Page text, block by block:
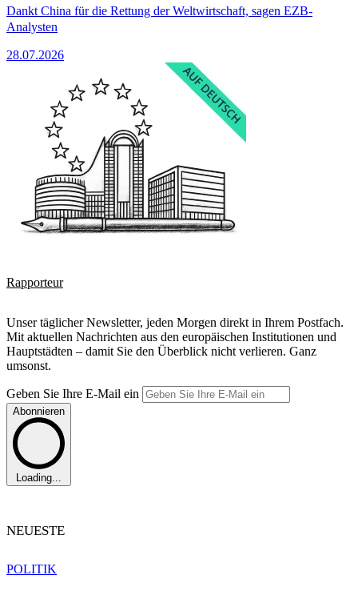
Dankt China für die Rettung der Weltwirtschaft, sagen EZB-
Analysten
28.07.2026
Rapporteur
Unser täglicher Newsletter, jeden Morgen direkt in Ihrem Postfach.
Mit aktuellen Nachrichten aus den europäischen Institutionen und
Hauptstädten – damit Sie den Überblick nicht verlieren. Ganz
umsonst.
Geben Sie Ihre E-Mail ein
Abonnieren
Loading...
NEUESTE
POLITIK